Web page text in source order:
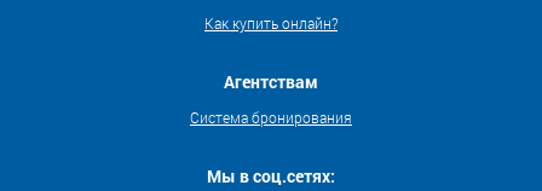
Как купить онлайн?
Агентствам
Система бронирования
Мы в соц.сетях: